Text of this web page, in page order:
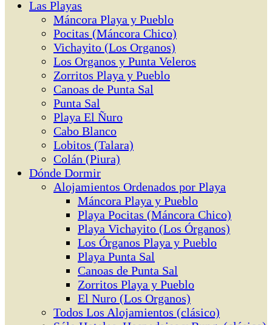
Las Playas
Máncora Playa y Pueblo
Pocitas (Máncora Chico)
Vichayito (Los Organos)
Los Organos y Punta Veleros
Zorritos Playa y Pueblo
Canoas de Punta Sal
Punta Sal
Playa El Ñuro
Cabo Blanco
Lobitos (Talara)
Colán (Piura)
Dónde Dormir
Alojamientos Ordenados por Playa
Máncora Playa y Pueblo
Playa Pocitas (Máncora Chico)
Playa Vichayito (Los Órganos)
Los Órganos Playa y Pueblo
Playa Punta Sal
Canoas de Punta Sal
Zorritos Playa y Pueblo
El Nuro (Los Organos)
Todos Los Alojamientos (clásico)